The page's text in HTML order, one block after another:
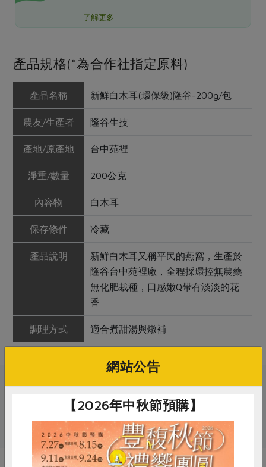
了解更多
產品規格(*為合作社指定原料)
產品名稱 新鮮白木耳(環保級)隆谷-200g/包
農友/生產者 隆谷生技
產地/原產地 台中苑裡
淨重/數量 200公克
內容物 白木耳
保存條件 冷藏
產品說明
新鮮白木耳又稱平民的燕窩，生產於
隆谷台中苑裡廠，全程採環控無農藥
無化肥栽種，口感嫩Q帶有淡淡的花
香
調理方式 適合煮甜湯與燉補
關鍵字
# 冬至 # 蕈菇 # 白木耳
網站公告
【2026年中秋節預購】